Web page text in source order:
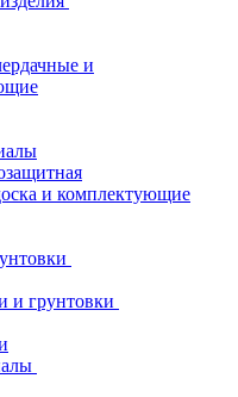
и
и комплектующие
и грунтовки